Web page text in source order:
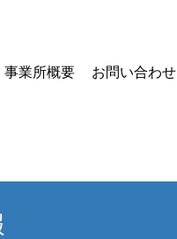
事業所概要 お問い合わせ